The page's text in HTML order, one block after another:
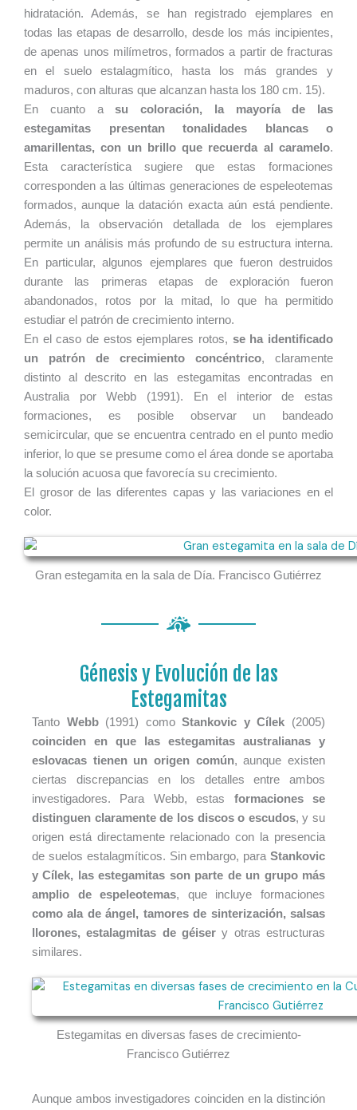
hidratación. Además, se han registrado ejemplares en
todas las etapas de desarrollo, desde los más incipientes,
de apenas unos milímetros, formados a partir de fracturas
en el suelo estalagmítico, hasta los más grandes y
maduros, con alturas que alcanzan hasta los 180 cm. 15).
En cuanto asu coloración, la mayoría de las
estegamitas presentan tonalidades blancas o
amarillentas, con un brillo que recuerda al caramelo.
Esta característica sugiere que estas formaciones
corresponden a las últimas generaciones de espeleotemas
formados, aunque la datación exacta aún está pendiente.
Además, la observación detallada de los ejemplares
permite un análisis más profundo de su estructura interna.
En particular, algunos ejemplares que fueron destruidos
durante las primeras etapas de exploración fueron
abandonados, rotos por la mitad, lo que ha permitido
estudiar el patrón de crecimiento interno.
En el caso de estos ejemplares rotos, se ha identificado
un patrón de crecimiento concéntrico, claramente
distinto al descrito en las estegamitas encontradas en
Australia por Webb (1991). En el interior de estas
formaciones, es posible observar un bandeado
semicircular, que se encuentra centrado en el punto medio
inferior, lo que se presume como el área donde se aportaba
la solución acuosa que favorecía su crecimiento.
El grosor de las diferentes capas y las variaciones en el
color.
Gran estegamita en la sala de Día. Francisco Gutiérrez
Génesis y Evolución de las
Estegamitas
Tanto Webb(1991) comoStankovic y Cílek (2005)
coinciden en que las estegamitas australianas y
eslovacas tienen un origen común, aunque existen
ciertas discrepancias en los detalles entre ambos
investigadores. Para Webb, estas formaciones se
distinguen claramente de los discos o escudos, y su
origen está directamente relacionado con la presencia
de suelos estalagmíticos. Sin embargo, para Stankovic
y Cílek, las estegamitas son parte de un grupo más
amplio de espeleotemas, que incluye formaciones
como ala de ángel, tamores de sinterización, salsas
llorones, estalagmitas de géiser y otras estructuras
similares.
Estegamitas en diversas fases de crecimiento-
Francisco Gutiérrez
Aunque ambos investigadores coinciden en la distinción